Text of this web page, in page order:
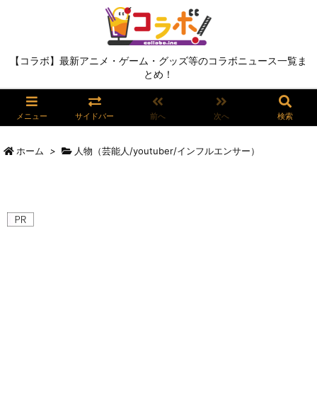
【コラボ】最新アニメ・ゲーム・グッズ等のコラボニュース一覧ま
とめ！
メニュー サイドバー 前へ 次へ 検索
ホーム > 人物（芸能人/youtuber/インフルエンサー）